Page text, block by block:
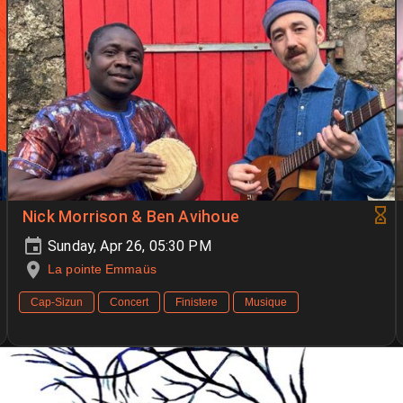
Nick Morrison & Ben Avihoue
Sunday, Apr 26, 05:30 PM
La pointe Emmaüs
Cap-Sizun Concert Finistere Musique